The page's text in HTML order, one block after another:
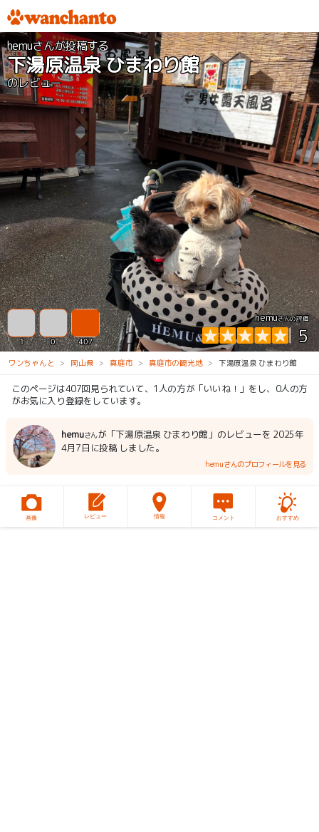
hemuさんが投稿する
下湯原温泉 ひまわり館
のレビュー
hemuさんの評価
5
1 0 407
ワンちゃんと 岡山県 真庭市 真庭市の観光地 下湯原温泉 ひまわり館
このページは407回見られていて、1人の方が「いいね！」をし、0人の方
がお気に入り登録をしています。
hemuさんが「下湯原温泉 ひまわり館」のレビューを 2025年
4月7日に投稿 しました。
hemuさんのプロフィールを見る
画像 レビュー 情報 コメント おすすめ